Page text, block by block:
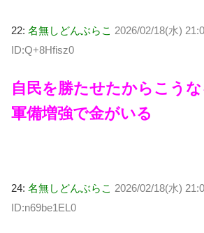
22: 名無しどんぶらこ 2026/02/18(水)
ID:Q+8Hfisz0
自民を勝たせたからこうな
軍備増強で金がいる
24: 名無しどんぶらこ 2026/02/18(水)
ID:n69be1EL0